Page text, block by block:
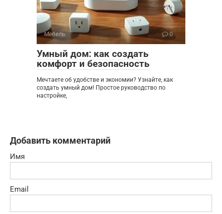
Мебель 0
Умный дом: как создать
комфорт и безопасность
Мечтаете об удобстве и экономии? Узнайте, как
создать умный дом! Простое руководство по
настройке,
Добавить комментарий
Имя
Email